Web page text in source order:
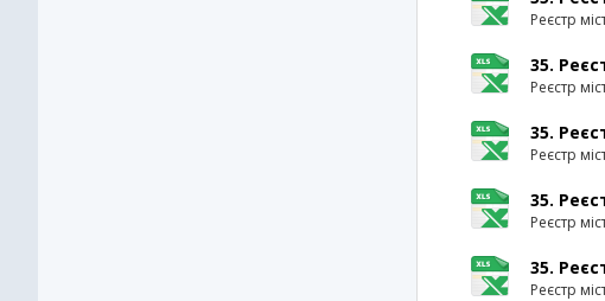
Реєстр
35.
Реєстр
35.
Реєстр
35.
Реєстр
35.
Реєстр